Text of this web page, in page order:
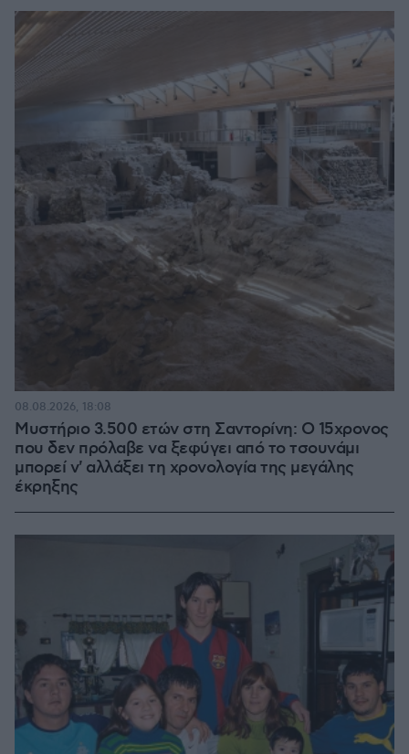
Μυστήριο 3.500 ετών στη Σαντορίνη: Ο 15χρονος
που δεν πρόλαβε να ξεφύγει από το τσουνάμι
μπορεί ν' αλλάξει τη χρονολογία της μεγάλης
έκρηξης
08.08.2026, 18:08